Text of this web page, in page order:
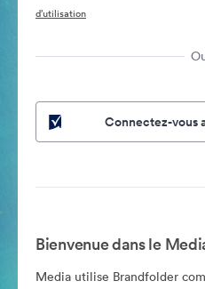
d’utilisation
Connectez-vous
Bienvenue dans le
Media utilise Brandfolder